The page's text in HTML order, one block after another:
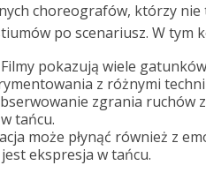
choreografów, którzy
po scenariusz. W tym
Filmy pokazują wiele
z różnymi
zgrania ruchów
tańcu.
może płynąć również z
ekspresja w tańcu.